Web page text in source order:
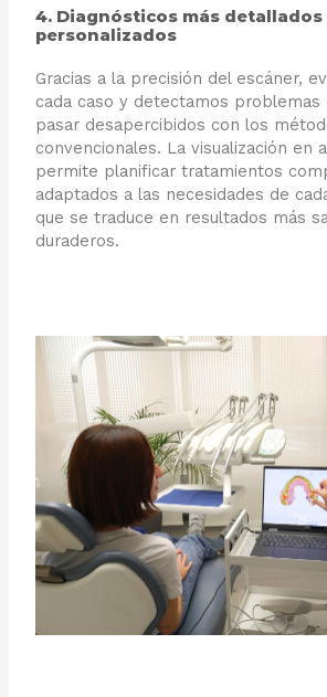
4. Diagnósticos más detallados
personalizados
Gracias a la precisión del escáner,
cada caso y detectamos problemas
pasar desapercibidos con los
convencionales. La visualización en
permite planificar tratamientos
adaptados a las necesidades de
que se traduce en resultados más
duraderos.